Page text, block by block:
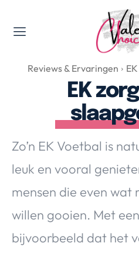
Valerie's Topics
Travel &
Food &
Happyness &
Lifestyle, Sport &
Gadgets
Top 5 van
Nieuws &
Reviews & Ervaringen
EK
Zo’n EK Voetbal is
leuk en vooral
mensen die even wat
willen gooien. Met
bijvoorbeeld dat het